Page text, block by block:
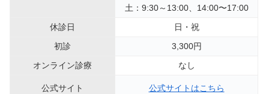
土：9:30～13:00、14:00〜17:00
休診日
日・祝
初診
3,300円
オンライン診療
なし
公式サイト 公式サイトはこちら